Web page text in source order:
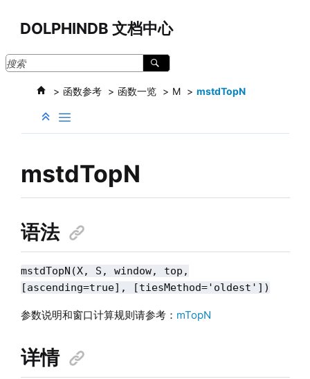
DOLPHINDB 文档中心
函数参考 函数一览 M mstdTopN
mstdTopN
语法
mstdTopN(X, S, window, top,
[ascending=true], [tiesMethod='oldest'])
参数说明和窗口计算规则请参考： mTopN
详情